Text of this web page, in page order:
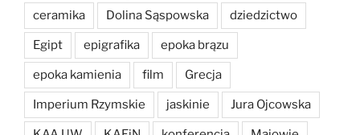
ceramika Dolina Sąspowska dziedzictwo
Egipt epigrafika epoka brązu
epoka kamienia film Grecja
Imperium Rzymskie jaskinie Jura Ojcowska